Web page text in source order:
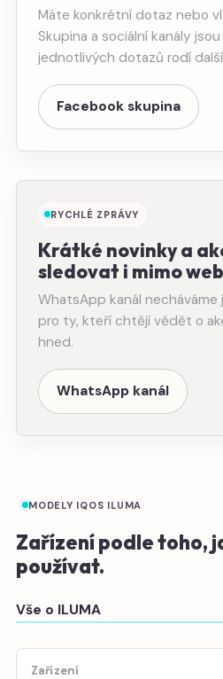
Máte konkrétní dotaz nebo
Skupina a sociální kanály
jednotlivých dotazů rodí
Facebook skupina
RYCHLÉ ZPRÁVY
Krátké novinky a
sledovat i mimo
WhatsApp kanál necháváme
pro ty, kteří chtějí vědět o
hned.
WhatsApp kanál
MODELY IQOS ILUMA
Zařízení podle toho,
používat.
Vše o ILUMA
Zařízení